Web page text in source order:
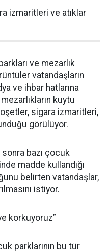
izmaritleri ve atıklar
ve mezarlık
vatandaşların
ve ihbar hatlarına
kuytu
sigara izmaritleri,
görülüyor.
bazı çocuk
madde kullandığı
belirten vatandaşlar,
istiyor.
korkuyoruz”
parklarının bu tür